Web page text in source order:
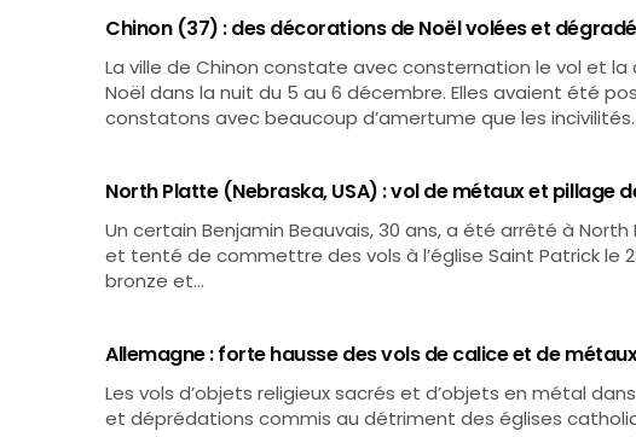
Chinon (37) : des décorations de Noël volées et
La ville de Chinon constate avec consternation le vol et
Noël dans la nuit du 5 au 6 décembre. Elles avaient été
constatons avec beaucoup d’amertume que les
North Platte (Nebraska, USA) : vol de métaux et pillage
Un certain Benjamin Beauvais, 30 ans, a été arrêté à
et tenté de commettre des vols à l’église Saint Patrick le
bronze et…
Allemagne : forte hausse des vols de calice et de
Les vols d’objets religieux sacrés et d’objets en métal
et déprédations commis au détriment des églises